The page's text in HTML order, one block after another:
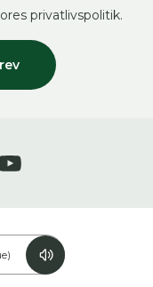
privatlivspolitik.